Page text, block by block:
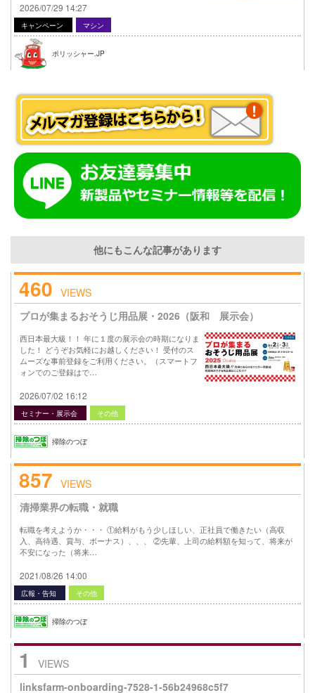
2026/07/29 14:27
キャンペーン マシン
ポリッシャー.JP
他にもこんな記事があります
460 VIEWS
プロが集まるおそうじ用品展・2026（阪和 展示会）
西日本最大級！！ 年に１度の展示会の時期になりま
した！ どうぞお気軽にお越しください！ 受付のス
ムーズな事前登録をご利用ください。（スマートフ
ォンでのご登録はで…
2026/07/02 16:12
セミナー・展示会 その他
掃除のつぼ
857 VIEWS
清掃業界の転職・就職
転職を考えようか・・・ ①給料がもう少しほしい、正社員で働きたい（高収
入、高待遇、賞与、ボーナス）、、、 ②先輩、上司の給料額を知って、将来が
不安になった（将来…
2021/08/26 14:00
広報・告知 その他
掃除のつぼ
1
VIEWS
linksfarm-onboarding-7528-1-56b24968c5f7